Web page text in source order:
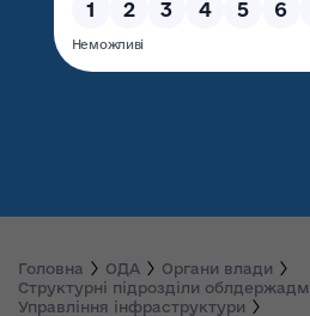
Волинська
державна
Головна ОДА
Органи влади
Структурні підрозділи
Управління інфраструктури